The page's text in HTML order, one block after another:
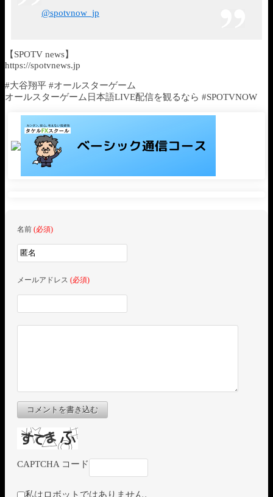
@spotvnow_jp
【SPOTV news】
https://spotvnews.jp
#大谷翔平 #オールスターゲーム
オールスターゲーム日本語LIVE配信を観るなら #SPOTVNOW
名前 (必須)
メールアドレス (必須)
コメントを書き込む
CAPTCHA コード
私はロボットではありません。